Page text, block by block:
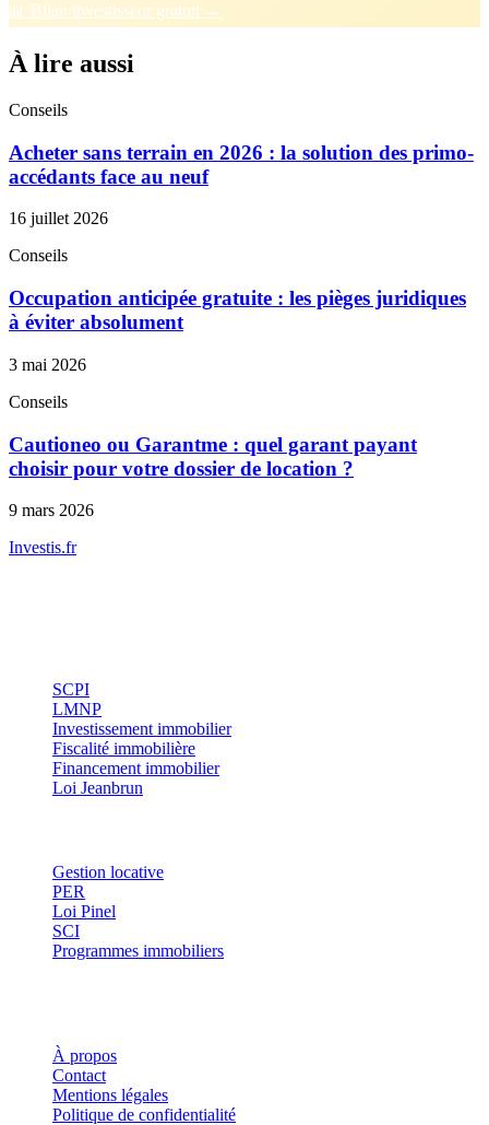
📊 Bilan investisseur gratuit →
À lire aussi
Conseils
Acheter sans terrain en 2026 : la solution des primo-
accédants face au neuf
16 juillet 2026
Conseils
Occupation anticipée gratuite : les pièges juridiques
à éviter absolument
3 mai 2026
Conseils
Cautioneo ou Garantme : quel garant payant
choisir pour votre dossier de location ?
9 mars 2026
Investis.fr
SCPI
LMNP
Investissement immobilier
Fiscalité immobilière
Financement immobilier
Loi Jeanbrun
Gestion locative
PER
Loi Pinel
SCI
Programmes immobiliers
À propos
Contact
Mentions légales
Politique de confidentialité